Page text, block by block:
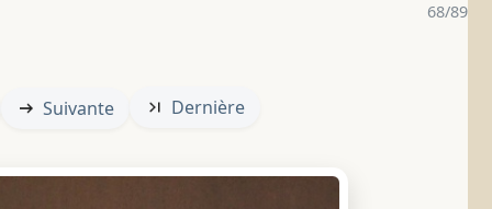
68/89
Suivante Dernière